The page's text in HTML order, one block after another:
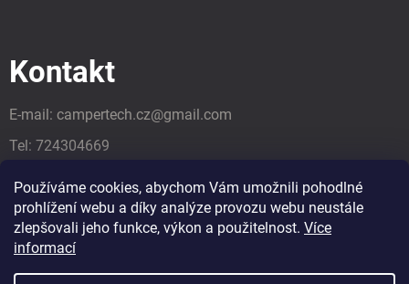
Používáme cookies, abychom Vám umožnili pohodlné
prohlížení webu a díky analýze provozu webu neustále
zlepšovali jeho funkce, výkon a použitelnost. Více
informací
Kontakt
E-mail: campertech.cz@gmail.com
Tel: 724304669